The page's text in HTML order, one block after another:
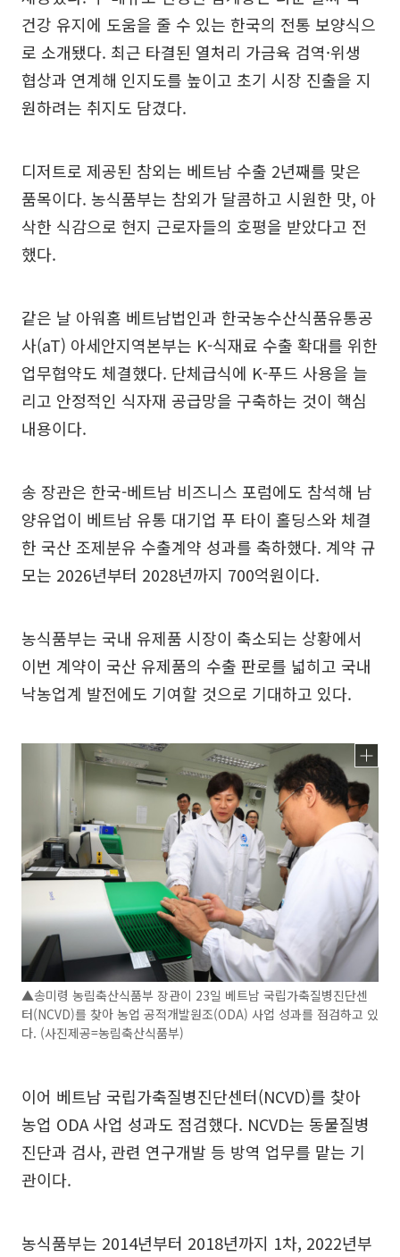
건강 유지에 도움을 줄 수 있는 한국의 전통 보양식으
로 소개됐다. 최근 타결된 열처리 가금육 검역·위생
협상과 연계해 인지도를 높이고 초기 시장 진출을 지
원하려는 취지도 담겼다.
디저트로 제공된 참외는 베트남 수출 2년째를 맞은
품목이다. 농식품부는 참외가 달콤하고 시원한 맛, 아
삭한 식감으로 현지 근로자들의 호평을 받았다고 전
했다.
같은 날 아워홈 베트남법인과 한국농수산식품유통공
사(aT) 아세안지역본부는 K-식재료 수출 확대를 위한
업무협약도 체결했다. 단체급식에 K-푸드 사용을 늘
리고 안정적인 식자재 공급망을 구축하는 것이 핵심
내용이다.
송 장관은 한국-베트남 비즈니스 포럼에도 참석해 남
양유업이 베트남 유통 대기업 푸 타이 홀딩스와 체결
한 국산 조제분유 수출계약 성과를 축하했다. 계약 규
모는 2026년부터 2028년까지 700억원이다.
농식품부는 국내 유제품 시장이 축소되는 상황에서
이번 계약이 국산 유제품의 수출 판로를 넓히고 국내
낙농업계 발전에도 기여할 것으로 기대하고 있다.
▲송미령 농림축산식품부 장관이 23일 베트남 국립가축질병진단센
터(NCVD)를 찾아 농업 공적개발원조(ODA) 사업 성과를 점검하고 있
다. (사진제공=농림축산식품부)
이어 베트남 국립가축질병진단센터(NCVD)를 찾아
농업 ODA 사업 성과도 점검했다. NCVD는 동물질병
진단과 검사, 관련 연구개발 등 방역 업무를 맡는 기
관이다.
농식품부는 2014년부터 2018년까지 1차, 2022년부